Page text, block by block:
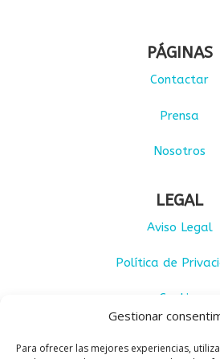
Gestionar
Para ofrecer las mejores experiencias,
PÁGINAS
Contactar
Prensa
Nosotros
LEGAL
Aviso Legal
Política de
Cookies